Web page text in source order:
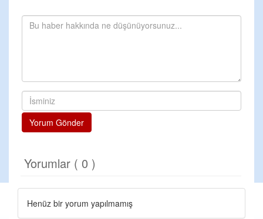
Yorum Gönder
Yorumlar ( 0 )
Henüz bir yorum yapılmamış